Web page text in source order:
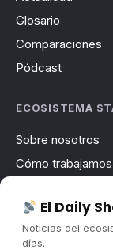
Glosario
Comparaciones
Pódcast
ECOSISTEMA
Sobre nosotros
Cómo trabajamos
Contacto
Publicidad
El Daily
Noticias del
días.